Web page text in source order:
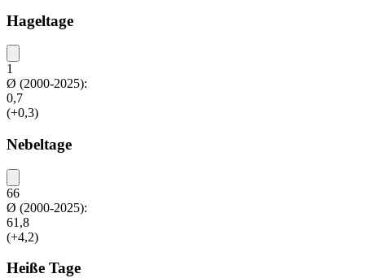
Hageltage
1
Ø (2000-2025):
0,7
(+0,3)
Nebeltage
66
Ø (2000-2025):
61,8
(+4,2)
Heiße Tage